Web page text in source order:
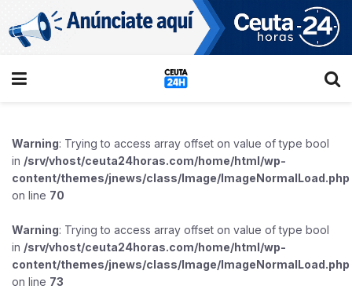
Warning: Trying to access array offset on value of type bool
in /srv/vhost/ceuta24horas.com/home/html/wp-
content/themes/jnews/class/Image/ImageNormalLoad.php
on line 70
Warning: Trying to access array offset on value of type bool
in /srv/vhost/ceuta24horas.com/home/html/wp-
content/themes/jnews/class/Image/ImageNormalLoad.php
on line 73